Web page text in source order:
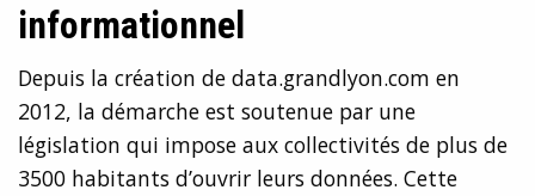
informationnel
Depuis la création de data.grandlyon.com en
2012, la démarche est soutenue par une
législation qui impose aux collectivités de plus de
3500 habitants d’ouvrir leurs données. Cette